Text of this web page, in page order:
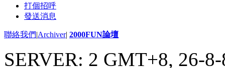
打個招呼
發送消息
聯絡我們|Archiver| 2000FUN論壇
SERVER: 2 GMT+8, 26-